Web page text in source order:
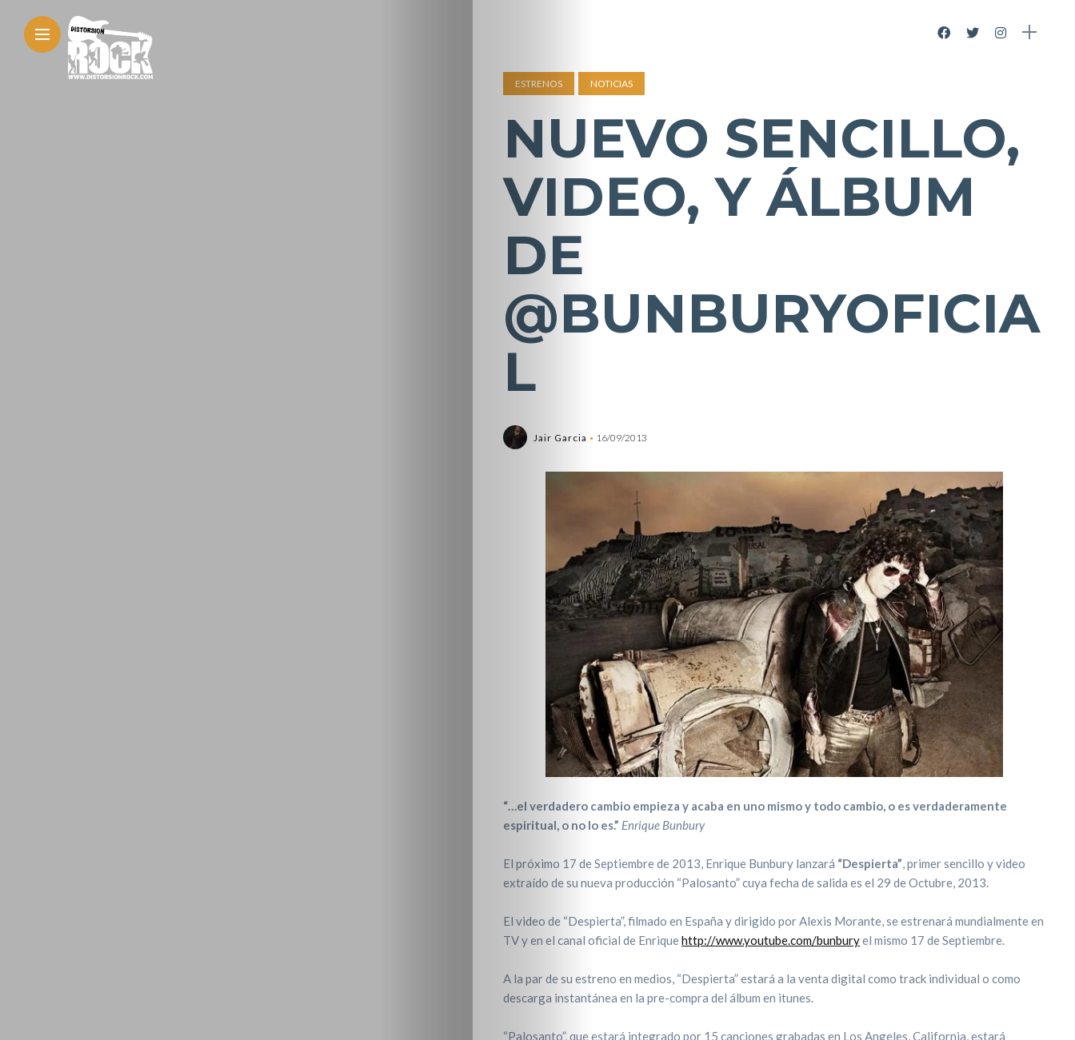
ESTRENOS NOTICIAS
NUEVO SENCILLO,
VIDEO, Y ÁLBUM
DE
@BUNBURYOFICIA
L
Jair Garcia 16/09/2013
“…el verdadero cambio empieza y acaba en uno mismo y todo cambio, o es verdaderamente
espiritual, o no lo es.” Enrique Bunbury
El próximo 17 de Septiembre de 2013, Enrique Bunbury lanzará “Despierta”, primer sencillo y video
extraído de su nueva producción “Palosanto” cuya fecha de salida es el 29 de Octubre, 2013.
El video de “Despierta”, filmado en España y dirigido por Alexis Morante, se estrenará mundialmente en
TV y en el canal oficial de Enriquehttp://www.youtube.com/bunburyel mismo 17 de Septiembre.
A la par de su estreno en medios, “Despierta” estará a la venta digital como track individual o como
descarga instantánea en la pre-compra del álbum en itunes.
“Palosanto”, que estará integrado por 15 canciones grabadas en Los Angeles, California, estará